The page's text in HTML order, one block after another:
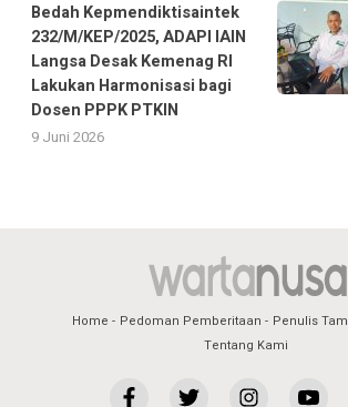
Bedah Kepmendiktisaintek
232/M/KEP/2025, ADAPI IAIN
Langsa Desak Kemenag RI
Lakukan Harmonisasi bagi
Dosen PPPK PTKIN
9 Juni 2026
Home Pedoman Pemberitaan Penulis
Tentang Kami